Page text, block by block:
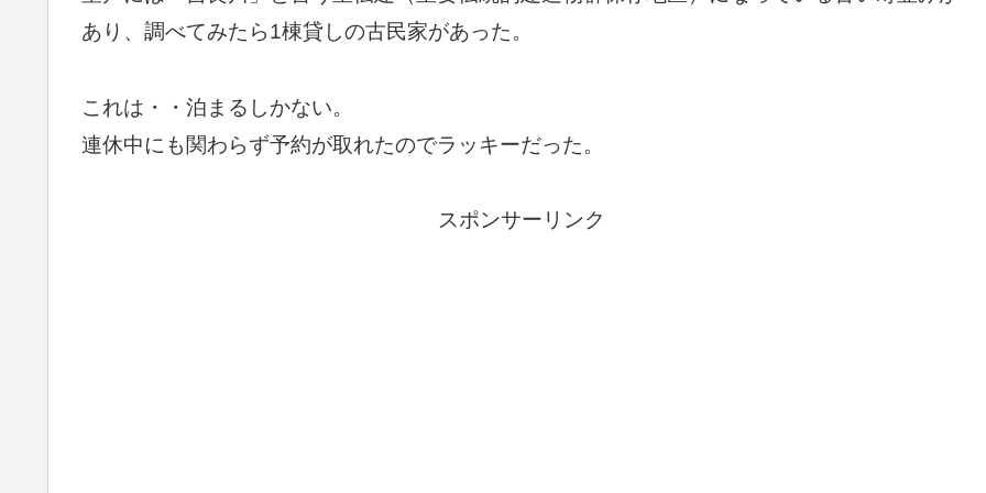
あり、調べてみたら1棟貸しの古民家があった。
これは・・泊まるしかない。
連休中にも関わらず予約が取れたのでラッキーだった。
スポンサーリンク